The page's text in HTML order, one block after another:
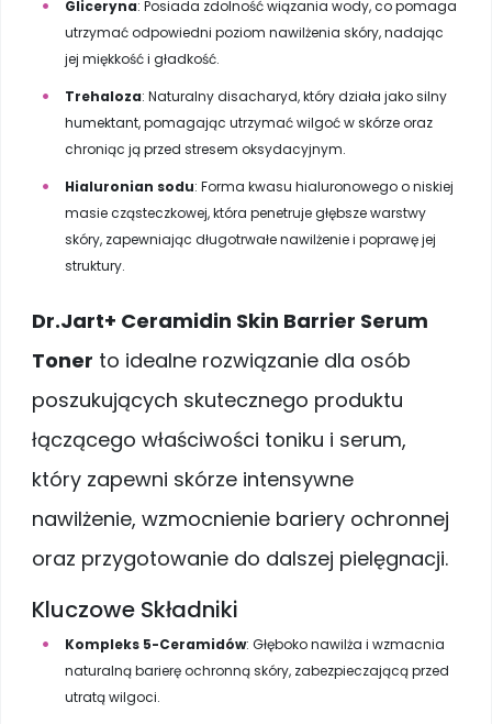
Gliceryna: Posiada zdolność wiązania wody, co pomaga
utrzymać odpowiedni poziom nawilżenia skóry, nadając
jej miękkość i gładkość.
Trehaloza: Naturalny disacharyd, który działa jako silny
humektant, pomagając utrzymać wilgoć w skórze oraz
chroniąc ją przed stresem oksydacyjnym.
Hialuronian sodu: Forma kwasu hialuronowego o niskiej
masie cząsteczkowej, która penetruje głębsze warstwy
skóry, zapewniając długotrwałe nawilżenie i poprawę jej
struktury.
Dr.Jart+ Ceramidin Skin Barrier Serum
Toner to idealne rozwiązanie dla osób
poszukujących skutecznego produktu
łączącego właściwości toniku i serum,
który zapewni skórze intensywne
nawilżenie, wzmocnienie bariery ochronnej
oraz przygotowanie do dalszej pielęgnacji.
Kluczowe Składniki
Kompleks 5-Ceramidów: Głęboko nawilża i wzmacnia
naturalną barierę ochronną skóry, zabezpieczającą przed
utratą wilgoci.